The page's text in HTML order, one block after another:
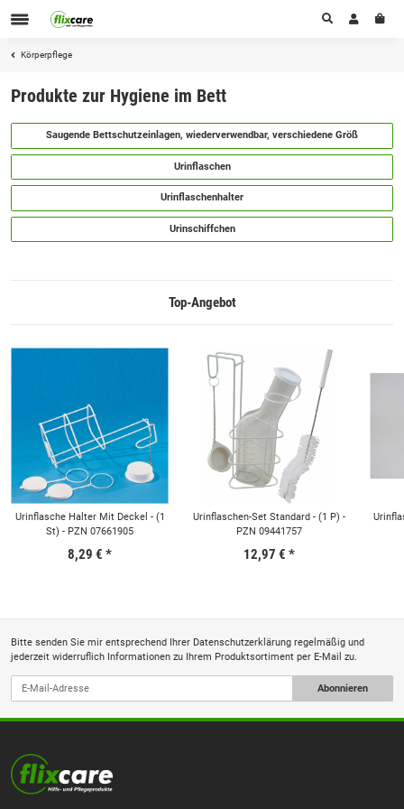
Körperpflege
Produkte zur Hygiene im Bett
Saugende Bettschutzeinlagen, wiederverwendbar, verschiedene Größ
Urinflaschen
Urinflaschenhalter
Urinschiffchen
Top-Angebot
Urinflasche Halter Mit Deckel - (1
St) - PZN 07661905
8,29 € *
Urinflaschen-Set Standard - (1 P) -
PZN 09441757
12,97 € *
Bitte senden Sie mir entsprechend Ihrer Datenschutzerklärung regelmäßig und
jederzeit widerruflich Informationen zu Ihrem Produktsortiment per E-Mail zu.
Abonnieren